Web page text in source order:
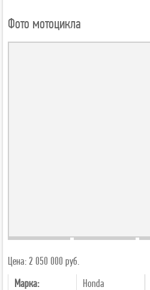
Фото мотоцикла
Цена: 2 050 000 руб.
Марка:
Honda